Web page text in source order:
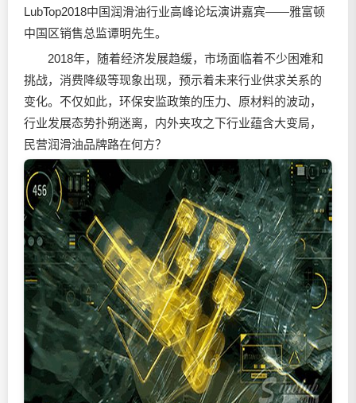
LubTop2018中国润滑油行业高峰论坛演讲嘉宾——雅富顿
中国区销售总监谭明先生。
2018年，随着经济发展趋缓，市场面临着不少困难和
挑战，消费降级等现象出现，预示着未来行业供求关系的
变化。不仅如此，环保安监政策的压力、原材料的波动，
行业发展态势扑朔迷离，内外夹攻之下行业蕴含大变局，
民营润滑油品牌路在何方？